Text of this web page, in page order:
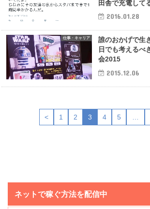
田舎で充電して
2016.01.28
仕事・キャリア
誰のおかげで生
日でも考えるべ
会2015
2015.12.06
< 1 2 3 4 5
ネットで稼ぐ方法を配信中